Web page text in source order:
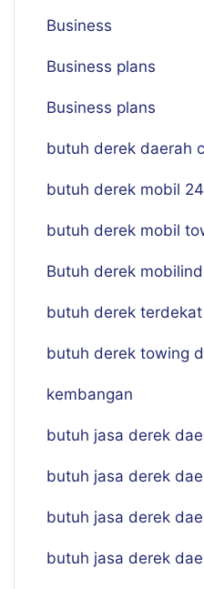
Business
Business plans
Business plans
butuh derek daerah
butuh derek mobil
butuh derek mobil
Butuh derek
butuh derek
butuh derek towing
kembangan
butuh jasa derek
butuh jasa derek
butuh jasa derek
butuh jasa derek